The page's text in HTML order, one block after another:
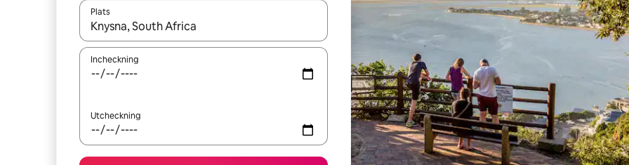
Plats
När resultaten är tillgängliga kan du navigera med upp- och nedåtpilarna eller utforska genom att trycka eller svepa.
Incheckning
Utcheckning